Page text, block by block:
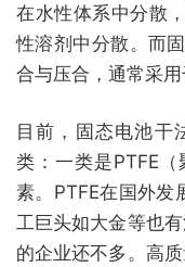
在水性体系中分散
性溶剂中分散。而
合与压合，通常采用
目前，固态电池干
类：一类是PTFE
素。PTFE在国外发
工巨头如大金等也
的企业还不多。高